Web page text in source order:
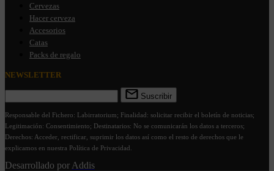
Cervezas
Hacer cerveza
Accesorios
Catas
Packs de regalo
NEWSLETTER
Suscribir
Responsable del Fichero: Labirratorium; Finalidad: solicitar recibir el boletín de noticias;
Legitimación: Consentimiento; Destinatarios: No se comunicarán los datos a terceros;
Derechos: Acceder, rectificar, suprimir los datos así como el resto de derechos que le
explicamos en nuestra Política de Privacidad.
Desarrollado por Addis